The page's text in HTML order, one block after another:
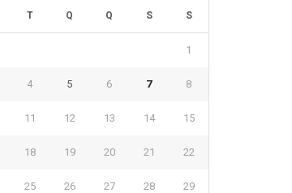
T Q Q S S
1
4 5 6 7 8
11 12 13 14 15
18 19 20 21 22
25 26 27 28 29